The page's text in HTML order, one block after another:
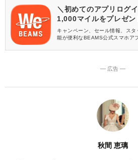
＼初めてのアプリログ
1,000マイルをプレゼン
キャンペーン、セール情報、ス
能が便利なBEAMS公式スマホア
― 広告 ―
秋間 恵璃